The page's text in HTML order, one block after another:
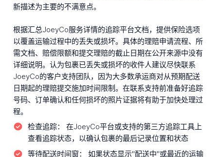
新描述为主要的不满意点。
根据汇总JoeyCo服务详情的追踪平台文档，提供保险选项
以覆盖运输过程中的丢失或损坏。具体的理赔申请流程、所
需文档、赔偿限额和提交理赔的截止日期在公开来源中没有
详细说明。认为包裹已丢失或损坏的收件人建议尽快联系
JoeyCo的客户支持团队，因为大多数承运商对从预期配送
日期起的理赔提交施加时间限制。在联系支持前准备好追踪
号码、订单确认和任何损坏的照片证据将有助于加快处理过
程。
检查追踪：
在JoeyCo平台或支持的第三方追踪工具上
查看追踪状态，以确认包裹的最后记录位置和状态
等待配送时间窗：
如果状态显示"配送中"或最近的运输